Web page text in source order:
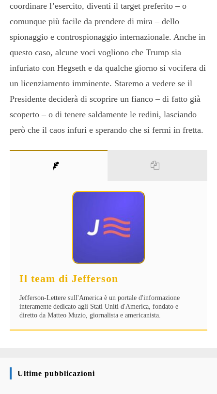
coordinare l’esercito, diventi il target preferito – o
comunque più facile da prendere di mira – dello
spionaggio e controspionaggio internazionale. Anche in
questo caso, alcune voci vogliono che Trump sia
infuriato con Hegseth e da qualche giorno si vocifera di
un licenziamento imminente. Staremo a vedere se il
Presidente deciderà di scoprire un fianco – di fatto già
scoperto – o di tenere saldamente le redini, lasciando
però che il caos infuri e sperando che si fermi in fretta.
Il team di Jefferson
Jefferson-Lettere sull'America è un portale d'informazione
interamente dedicato agli Stati Uniti d'America, fondato e
diretto da Matteo Muzio, giornalista e americanista.
Ultime pubblicazioni